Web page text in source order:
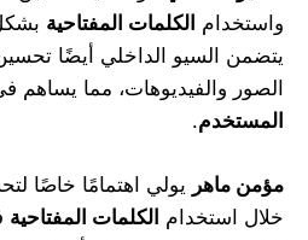
واستخدام الكلمات المفتاحية
يتضمن السيو الداخلي أيضًا تحسين
الصور والفيديوهات، مما يساهم
المستخدم.
مؤمن ماهر يولي اهتمامًا خاصًا
خلال استخدام الكلمات المفتاحية